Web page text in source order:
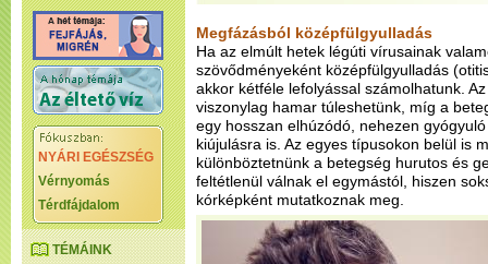
NYÁRI EGÉSZSÉG
Vérnyomás
Térdfájdalom
TÉMÁINK
Megfázásból középfülgyulladás
Ha az elmúlt hetek légúti vírusainak
szövődményeként középfülgyulladás
akkor kétféle lefolyással számolhatunk.
viszonylag hamar túleshetünk, míg a
egy hosszan elhúzódó, nehezen
kiújulásra is. Az egyes típusokon belül is
különböztetnünk a betegség hurutos és
feltétlenül válnak el egymástól, hiszen
kórképként mutatkoznak meg.